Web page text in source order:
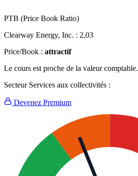
PTB (Price Book Ratio)
Clearway Energy, Inc. : 2,03
Price/Book : attractif
Le cours est proche de la valeur comptable.
Secteur Services aux collectivités :
Devenez Premium